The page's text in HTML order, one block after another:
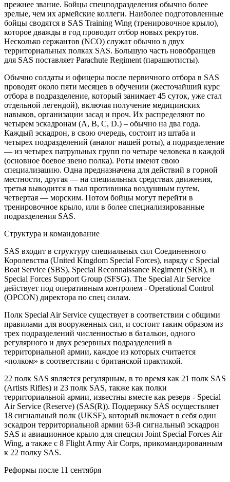
прежнее звание. Бойцы спецподразделения обычно более
зрелые, чем их армейские коллеги. Наиболее подготовленные
бойцы сводятся в SAS Training Wing (тренировочное крыло),
которое дважды в год проводит отбор новых рекрутов.
Несколько сержантов (NCO) служат обычно в двух
территориальных полках SAS. Большую часть новобранцев
для SAS поставляет Parachute Regiment (парашютисты).
Обычно солдаты и офицеры после первичного отбора в SAS
проводят около пяти месяцев в обучении (жесточайший курс
отбора в подразделение, который занимает 45 суток, уже стал
отдельной легендой), включая получение медицинских
навыков, организации засад и проч. Их распределяют по
четырем эскадронам (A, B, C, D.) – обычно на два года.
Каждый эскадрон, в свою очередь, состоит из штаба и
четырех подразделений (аналог нашей роты), а подразделение
— из четырех патрульных групп по четыре человека в каждой
(основное боевое звено полка). Роты имеют свою
специализацию. Одна предназначена для действий в горной
местности, другая — на специальных средствах движения,
третья выводится в тыл противника воздушным путем,
четвертая — морским. Потом бойцы могут перейти в
тренировочное крыло, или в более специализированные
подразделения SAS.
Структура и командование
SAS входит в структуру специальных сил Соединенного
Королевства (United Kingdom Special Forces), наряду с Special
Boat Service (SBS), Special Reconnaissance Regiment (SRR), и
Special Forces Support Group (SFSG). The Special Air Service
действует под оперативным контролем - Operational Control
(OPCON) директора по спец силам.
Полк Special Air Service существует в соответствии с общими
правилами для вооруженных сил, и состоит таким образом из
трех подразделений численностью в батальон, одного
регулярного и двух резервных подразделений в
территориальной армии, каждое из которых считается
«полком» в соответствии с британской практикой.
22 полк SAS является регулярным, в то время как 21 полк SAS
(Artists Rifles) и 23 полк SAS, также как полки
территориальной армии, известны вместе как резерв - Special
Air Service (Reserve) (SAS(R)). Поддержку SAS осуществляет
18 сигнальный полк (UKSF), который включает в себя один
эскадрон территориальной армии 63-й сигнальный эскадрон
SAS и авиационное крыло для спецсил Joint Special Forces Air
Wing, а также с 8 Flight Army Air Corps, прикомандированным
к 22 полку SAS.
Реформы после 11 сентября